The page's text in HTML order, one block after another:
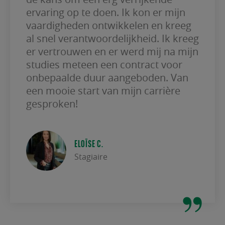
ervaring op te doen. Ik kon er mijn
vaardigheden ontwikkelen en kreeg
al snel verantwoordelijkheid. Ik kreeg
er vertrouwen en er werd mij na mijn
studies meteen een contract voor
onbepaalde duur aangeboden. Van
een mooie start van mijn carrière
gesproken!
ELOÏSE C.
Stagiaire